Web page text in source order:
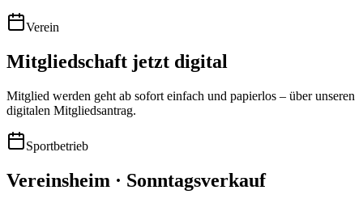
Verein
Mitgliedschaft jetzt digital
Mitglied werden geht ab sofort einfach und papierlos – über unseren
digitalen Mitgliedsantrag.
Sportbetrieb
Vereinsheim · Sonntagsverkauf